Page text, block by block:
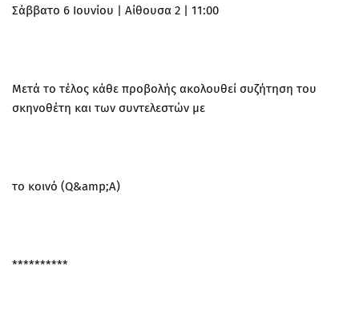
Σάββατο 6 Ιουνίου | Αίθουσα 2 | 11:00
Μετά το τέλος κάθε προβολής ακολουθεί συζήτηση του
σκηνοθέτη και των συντελεστών με
το κοινό (Q&amp;A)
**********